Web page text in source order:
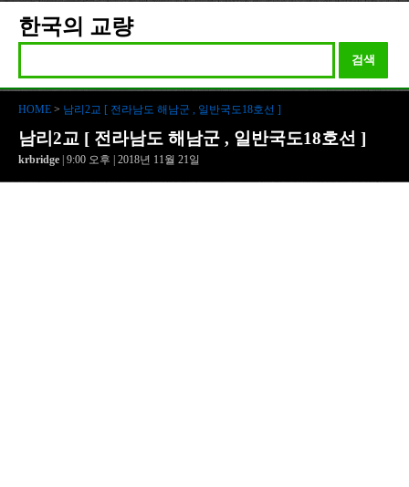
한국의 교량
검색
HOME > 남리2교 [ 전라남도 해남군 , 일반국도18호선 ]
남리2교 [ 전라남도 해남군 , 일반국도18호선 ]
krbridge | 9:00 오후 | 2018년 11월 21일